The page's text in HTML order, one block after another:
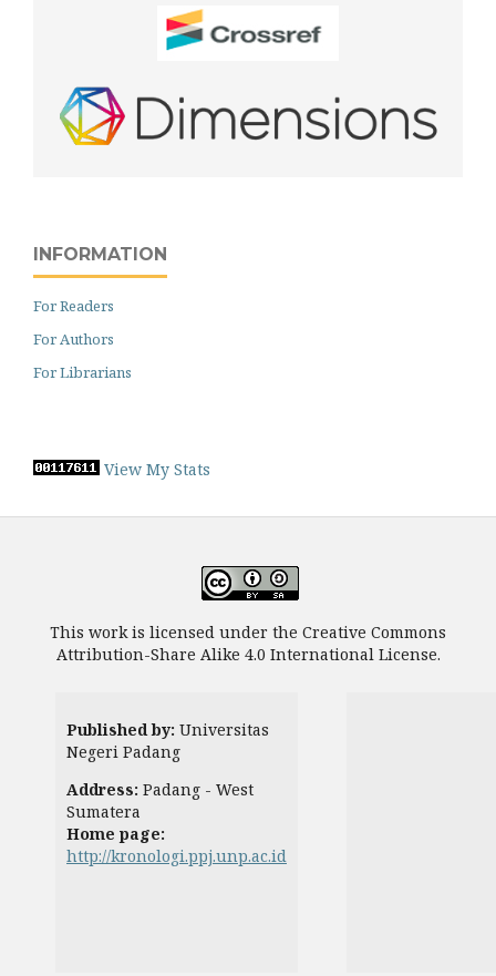
INFORMATION
For Readers
For Authors
For Librarians
View My Stats
This work is licensed under the Creative Commons
Attribution-Share Alike 4.0 International License.
Published by: Universitas
Negeri Padang
Address: Padang - West
Sumatera
Home page:
http://kronologi.ppj.unp.ac.id